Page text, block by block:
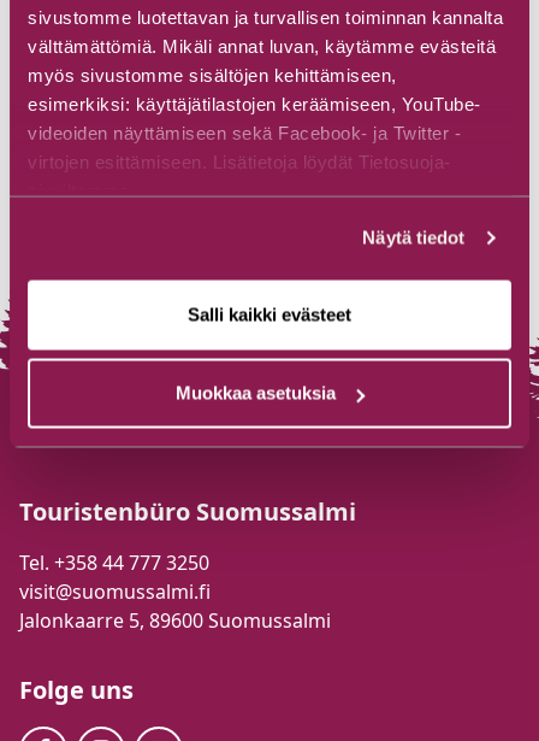
sivustomme luotettavan ja turvallisen toiminnan kannalta
välttämättömiä. Mikäli annat luvan, käytämme evästeitä
myös sivustomme sisältöjen kehittämiseen,
esimerkiksi: käyttäjätilastojen keräämiseen, YouTube-
videoiden näyttämiseen sekä Facebook- ja Twitter -
virtojen esittämiseen. Lisätietoja löydät Tietosuoja-
sivuiltamme.
Näytä tiedot
Salli kaikki evästeet
Muokkaa asetuksia
Touristenbüro Suomussalmi
Tel. +358 44 777 3250
visit@suomussalmi.fi
Jalonkaarre 5, 89600 Suomussalmi
Folge uns